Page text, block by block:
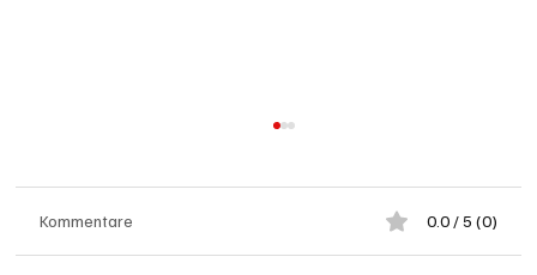
Kommentare 0.0 / 5 (0)